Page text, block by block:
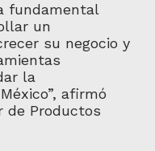
fundamental
un
su negocio y
la
afirmó
de Productos